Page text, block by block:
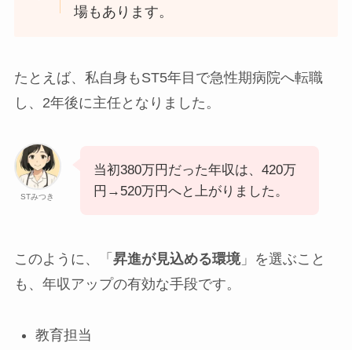
場もあります。
たとえば、私自身もST5年目で急性期病院へ転職
し、2年後に主任となりました。
STみつき
当初380万円だった年収は、420万
円→520万円へと上がりました。
このように、「 昇進が見込める環境」を選ぶこと
も、年収アップの有効な手段です。
教育担当